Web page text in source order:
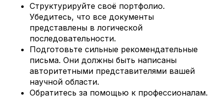
Структурируйте своё портфолио.
Убедитесь, что все документы
представлены в логической
последовательности.
Подготовьте сильные рекомендательные
письма. Они должны быть написаны
авторитетными представителями вашей
научной области.
Обратитесь за помощью к профессионалам.